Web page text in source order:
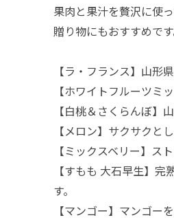
果肉と果汁を贅沢に使
贈り物にもおすすめです
【ラ・フランス】山形
【ホワイトフルーツミ
【白桃＆さくらんぼ】
【メロン】サクサクと
【ミックスベリー】ス
【すもも 大石早生】
す。
【マンゴー】マンゴー